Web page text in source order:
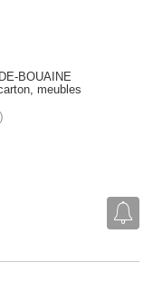
BOUAINE
meubles